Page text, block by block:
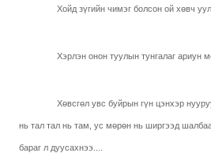
Хойд зүгийн чимэг болсон ой хөвч
Хэрлэн онон туулын тунгалаг ариун
Хөвсгөл увс буйрын гүн цэнхэр
нь тал тал нь там, ус мөрөн нь ширгээд
бараг л дуусахнээ....